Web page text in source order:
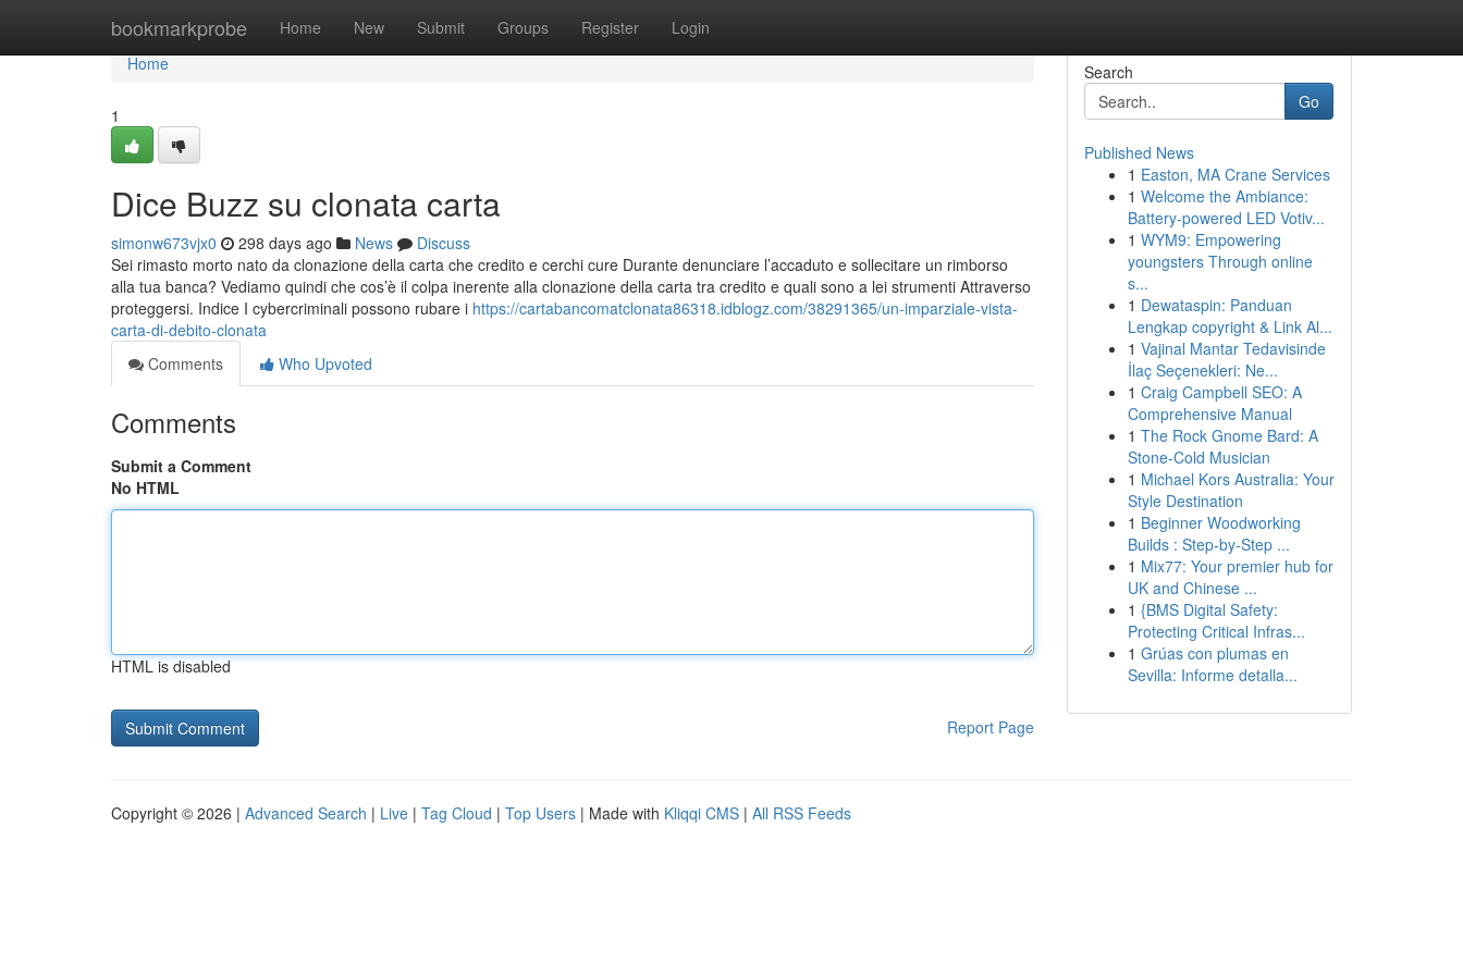
bookmarkprobe Home New Submit Groups Register Login
Home
Home
1
Dice Buzz su clonata carta
simonw673vjx0 298 days ago News
Discuss
Sei rimasto morto nato da clonazione della carta che credito e cerchi cure Durante denunciare l’accaduto e sollecitare un rimborso
alla tua banca? Vediamo quindi che cos’è il colpa inerente alla clonazione della carta tra credito e quali sono a lei strumenti Attraverso
proteggersi. Indice I cybercriminali possono rubare i https://cartabancomatclonata86318.idblogz.com/38291365/un-imparziale-vista-
carta-di-debito-clonata
Comments
Who Upvoted
Comments
Submit a Comment
No HTML
HTML is disabled
Report Page
Search
Go
Published News
1 Easton, MA Crane Services
1 Welcome the Ambiance:
Battery-powered LED Votiv...
1 WYM9: Empowering
youngsters Through online
s...
1 Dewataspin: Panduan
Lengkap copyright & Link Al...
1 Vajinal Mantar Tedavisinde
İlaç Seçenekleri: Ne...
1 Craig Campbell SEO: A
Comprehensive Manual
1 The Rock Gnome Bard: A
Stone-Cold Musician
1 Michael Kors Australia: Your
Style Destination
1 Beginner Woodworking
Builds : Step-by-Step ...
1 Mix77: Your premier hub for
UK and Chinese ...
1 {BMS Digital Safety:
Protecting Critical Infras...
1 Grúas con plumas en
Sevilla: Informe detalla...
Copyright © 2026 | Advanced Search | Live | Tag Cloud | Top Users | Made with Kliqqi CMS | All RSS Feeds